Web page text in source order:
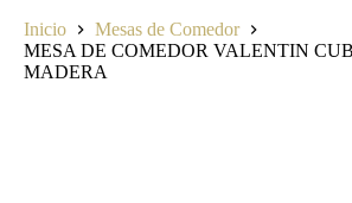
Inicio
Mesas de Comedor
MESA DE COMEDOR VALENTIN
MADERA